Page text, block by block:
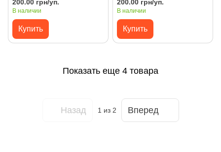
200.00 грн/уп.
В наличии
Купить
200.00 грн/уп.
В наличии
Купить
Показать еще 4 товара
Назад 1 из 2 Вперед